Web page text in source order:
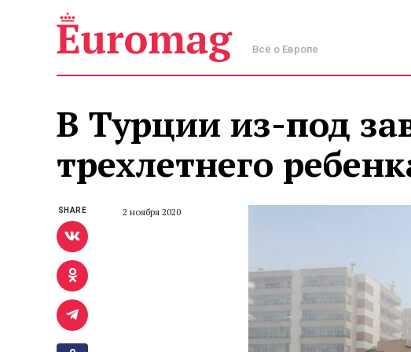
Всё о Европе
В Турции из-под
трехлетнего
2 ноября 2020
SHARE